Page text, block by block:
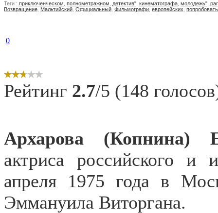
Теги : приключенческом полнометражном детектив" кинематографа молодежь"
Возвращение Мальтийский Официальный Фильмографи европейских попробовать
0
Рейтинг 2.7/5 (148
Архарова (Копнина)
актриса российского и
апреля 1975 года в
Эммануила Виторгана.